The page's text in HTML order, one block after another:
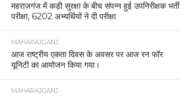
महराजगंज में कड़ी सुरक्षा के बीच संपन्न हुई उपनिरीक्षक भर्ती
परीक्षा, 6202 अभ्यर्थियों ने दी परीक्षा
MAHARAJGANJ
आज राष्ट्रीय एकता दिवस के अवसर पर आज रन फॉर
यूनिटी का आयोजन किया गया।
MAHARAJGANJ